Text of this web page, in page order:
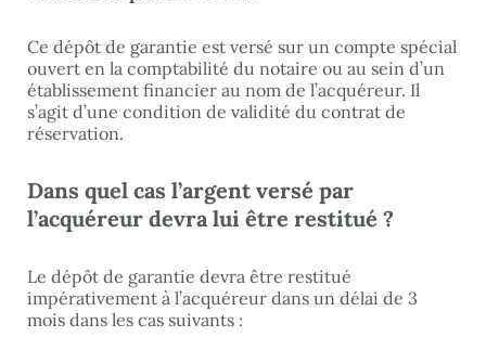
Ce dépôt de garantie est versé sur un compte spécial
ouvert en la comptabilité du notaire ou au sein d’un
établissement financier au nom de l’acquéreur. Il
s’agit d’une condition de validité du contrat de
réservation.
Dans quel cas l’argent versé par
l’acquéreur devra lui être restitué ?
Le dépôt de garantie devra être restitué
impérativement à l’acquéreur dans un délai de 3
mois dans les cas suivants :